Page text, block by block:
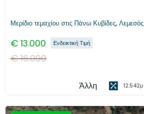
Μερίδιο τεμαχίου στις Πάνω Κυβίδες, Λεμεσός
€ 13.000 Ενδεικτική Τιμή
€16.000
Άλλη 12.542μ